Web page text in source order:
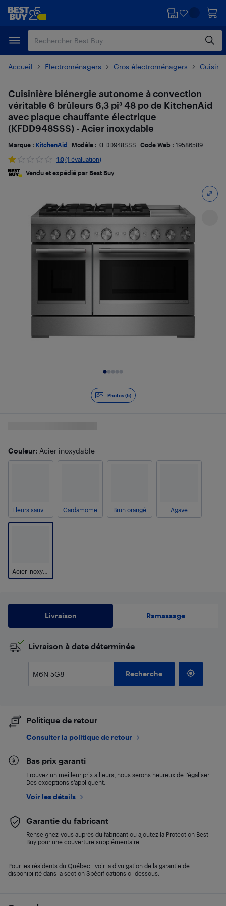
Passer
principal
Passer
Accueil Électroménagers Gros électroménagers
Photos (5)
Cuisinière biénergie autonome à convection
véritable 6 brûleurs 6,3 pi³ 48 po de KitchenAid
avec plaque chauffante électrique
(KFDD948SSS) - Acier inoxydable
Marque : KitchenAid Modèle : KFDD948SSS Code Web : 19586589
1.0(1 évaluation)
Vendu et expédié par Best Buy
Couleur: Acier inoxydable
Cardamome Brun orangé Agave
Livraison Ramassage
​Livraison à date déterminée
Recherche
Politique de retour
Consulter la politique de retour
Bas prix garanti
Trouvez un meilleur prix ailleurs, nous serons heureux de l’égaliser.
Des exceptions s’appliquent.
Voir les détails
Garantie du fabricant
Renseignez-vous auprès du fabricant ou ajoutez la Protection Best
Buy pour une couverture supplémentaire.
Pour les résidents du Québec : voir la divulgation de la garantie de
disponibilité dans la section Spécifications ci-dessous.